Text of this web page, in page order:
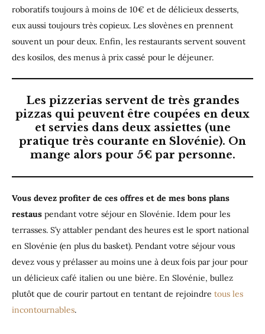
roboratifs toujours à moins de 10€ et de délicieux desserts,
eux aussi toujours très copieux. Les slovènes en prennent
souvent un pour deux. Enfin, les restaurants servent souvent
des kosilos, des menus à prix cassé pour le déjeuner.
Les pizzerias servent de très grandes
pizzas qui peuvent être coupées en deux
et servies dans deux assiettes (une
pratique très courante en Slovénie). On
mange alors pour 5€ par personne.
Vous devez profiter de ces offres et de mes bons plans
restaus pendant votre séjour en Slovénie. Idem pour les
terrasses. S’y attabler pendant des heures est le sport national
en Slovénie (en plus du basket). Pendant votre séjour vous
devez vous y prélasser au moins une à deux fois par jour pour
un délicieux café italien ou une bière. En Slovénie, bullez
plutôt que de courir partout en tentant de rejoindre tous les
incontournables.